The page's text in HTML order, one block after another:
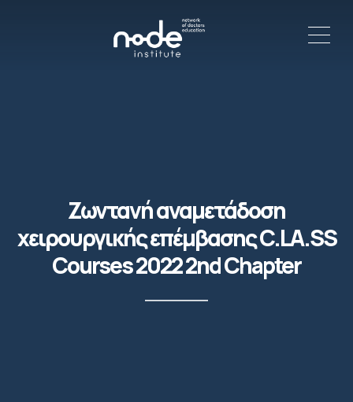
Ζωντανή αναμετάδοση
χειρουργικής επέμβασης C.LA.SS
Courses 2022 2nd Chapter